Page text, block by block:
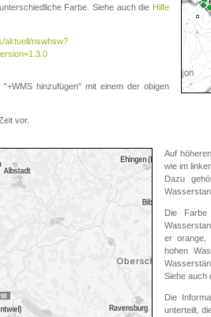
Farbe. Siehe auch die Hilfe
aktuell/nswhsw?
hinzufügen" mit einem der obigen
vor.
Auf
wie im
Dazu
Die
er orange,
hohen
Siehe auch
Die
unterteilt,